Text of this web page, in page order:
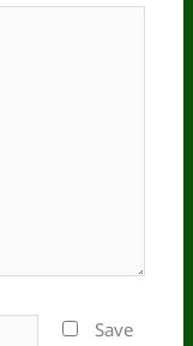
Save